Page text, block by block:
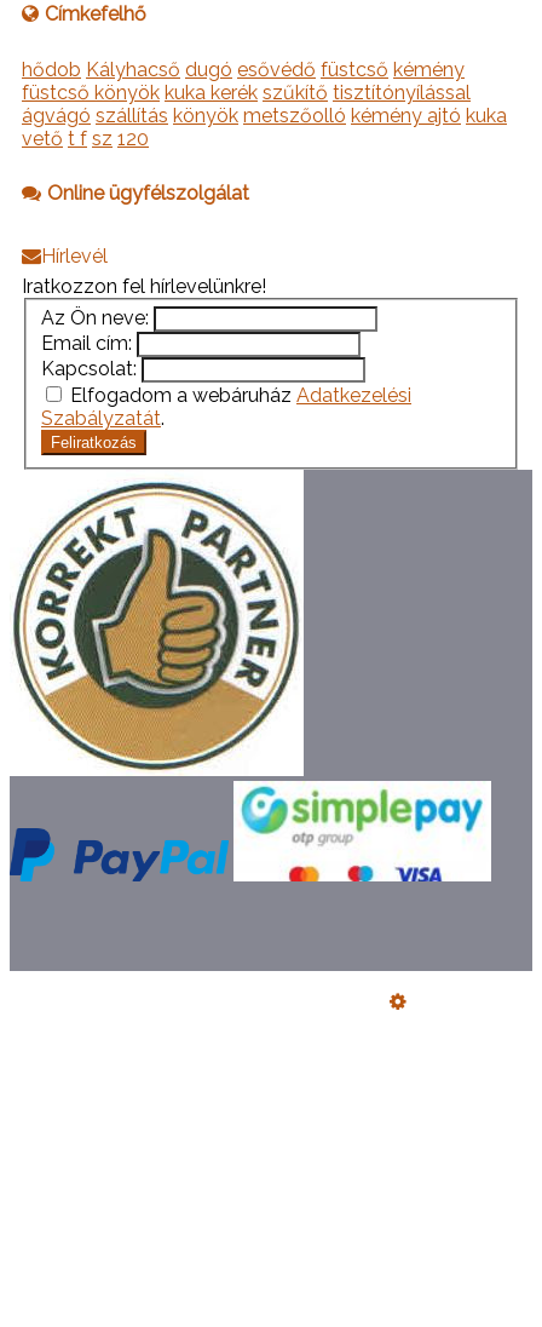
Címkefelhő
hődob Kályhacső dugó esővédő füstcső kémény
füstcső könyök kuka kerék szűkítő tisztítónyílással
ágvágó szállítás könyök metszőolló kémény ajtó kuka
vető t f sz 120
Online ügyfélszolgálat
Hírlevél
Iratkozzon fel hírlevelünkre!
Az Ön neve:
Email cím:
Kapcsolat:
Elfogadom a webáruház Adatkezelési
Szabályzatát.
Feliratkozás